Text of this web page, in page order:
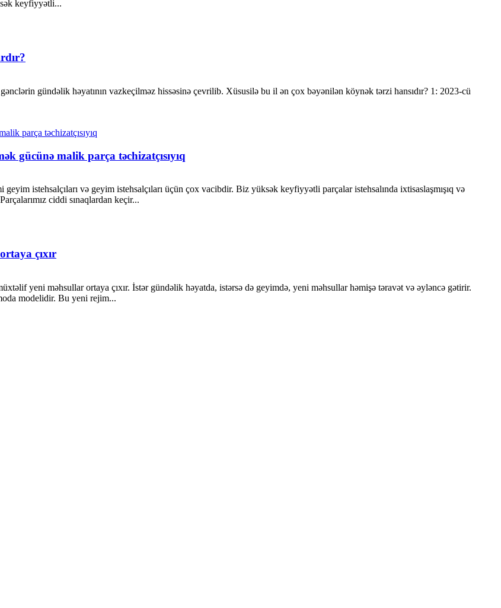
keyfiyyətli...
gündəlik həyatının vazkeçilməz hissəsinə çevrilib. Xüsusilə bu il ən çox bəyənilən köynək tərzi hansıdır? 1: 2023-cü
gücünə malik parça təchizatçısıyıq
istehsalçıları və geyim istehsalçıları üçün çox vacibdir. Biz yüksək keyfiyyətli parçalar istehsalında ixtisaslaşmışıq və
ciddi sınaqlardan keçir...
çıxır
yeni məhsullar ortaya çıxır. İstər gündəlik həyatda, istərsə də geyimdə, yeni məhsullar həmişə təravət və əyləncə gətirir.
modelidir. Bu yeni rejim...